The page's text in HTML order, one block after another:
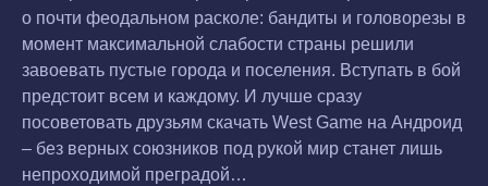
о почти феодальном расколе: бандиты и головорезы в
момент максимальной слабости страны решили
завоевать пустые города и поселения. Вступать в бой
предстоит всем и каждому. И лучше сразу
посоветовать друзьям скачать West Game на Андроид
– без верных союзников под рукой мир станет лишь
непроходимой преградой…